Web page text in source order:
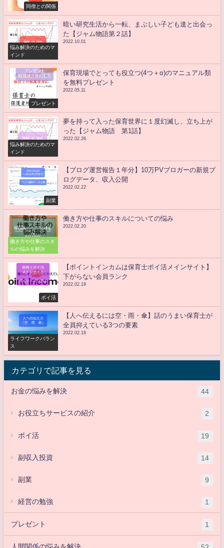
同僚との関係
悩み解決のためのマ
インド
暗い研究生活から一転、まぶしい子ども達と出会っ
た【ジャム物語第２話】
2022.10.01
プレゼント
保育現場でとっても役立つ(4つ＋α)のマニュアル類
を無料プレゼント
2022.05.11
悩み解決のためのマ
インド
夢を持って入った保育世界に１度幻滅し、立ち上が
った【ジャム物語 第1話】
2022.02.26
副業
【ブログ運営報告１年分】10万PVブロガーの新規ブ
ログデータ、収入公開
2022.02.22
働き方や仕事のスキ
ルの悩みを解決
働き方や仕事のスキルについての悩み
2022.02.20
ポイ活
【ポイントインカムは保育士ポイ活メインサイト】
下がらない会員ランク
2022.02.19
ライフワークバラン
ス
【人へ伝えるには空・雨・傘】話のうまい保育士が
全員抑えている3つの要素
2022.02.18
カテゴリで記事を見る
お金の悩みを解決 44
お役立ちサービスの紹介 2
ポイ活 19
副収入投資 14
副業 9
経営の勉強 1
プレゼント 1
人間関係の悩みを解決